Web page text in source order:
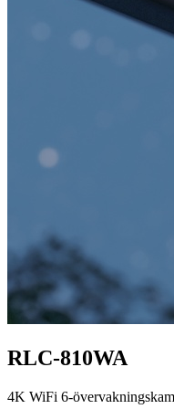
RLC-810WA
4K WiFi 6-